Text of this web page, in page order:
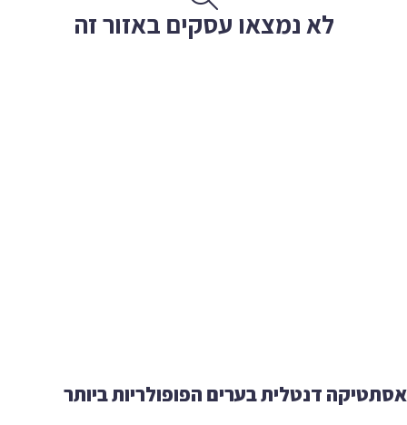
לא נמצאו עסקים באזור זה
דנטלית בערים הפופולריות ביותר